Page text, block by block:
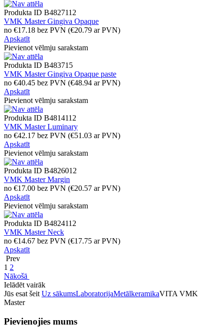
Produkta ID B4827112
VMK Master Gingiva Opaque
no €17.18 bez PVN (€20.79 ar PVN)
Apskatīt
Pievienot vēlmju sarakstam
Produkta ID B483715
VMK Master Gingiva Opaque paste
no €40.45 bez PVN (€48.94 ar PVN)
Apskatīt
Pievienot vēlmju sarakstam
Produkta ID B4814112
VMK Master Luminary
no €42.17 bez PVN (€51.03 ar PVN)
Apskatīt
Pievienot vēlmju sarakstam
Produkta ID B4826012
VMK Master Margin
no €17.00 bez PVN (€20.57 ar PVN)
Apskatīt
Pievienot vēlmju sarakstam
Produkta ID B4824112
VMK Master Neck
no €14.67 bez PVN (€17.75 ar PVN)
Apskatīt
Prev
1 2
Nākošā
Ielādēt vairāk
Jūs esat šeit Uz sākumsLaboratorijaMetālkeramikaVITA VMK
Master
Pievienojies mums